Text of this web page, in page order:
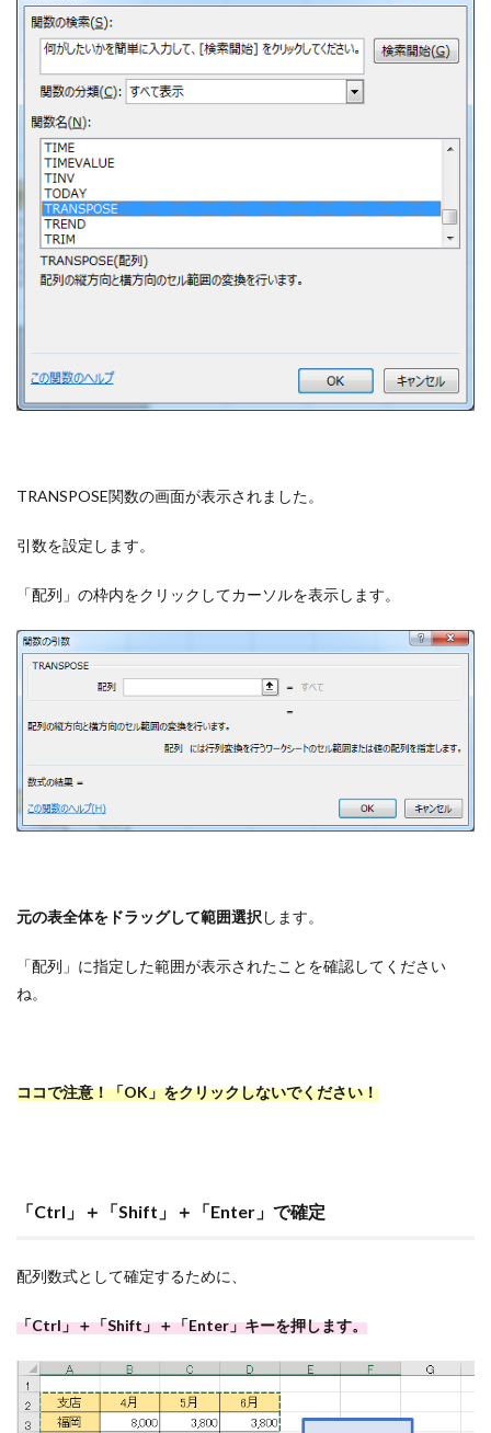
TRANSPOSE関数の画面が表示されました。
引数を設定します。
「配列」の枠内をクリックしてカーソルを表示します。
元の表全体をドラッグして範囲選択 します。
「配列」に指定した範囲が表示されたことを確認してください
ね。
ココで注意！「OK」をクリックしないでください！
「Ctrl」＋「Shift」＋「Enter」で確定
配列数式として確定するために、
「Ctrl」＋「Shift」＋「Enter」キーを押します。